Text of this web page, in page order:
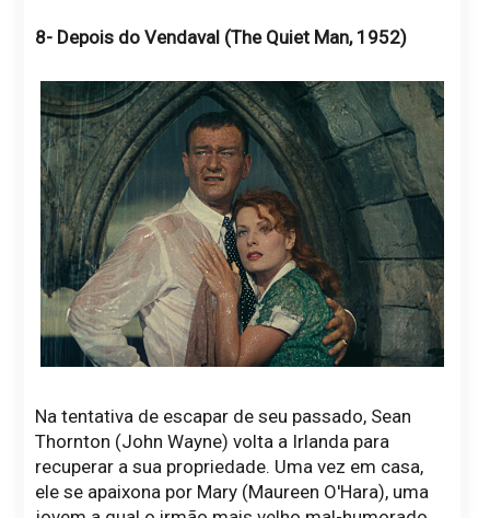
8- Depois do Vendaval (The Quiet Man, 1952)
Na tentativa de escapar de seu passado, Sean
Thornton (John Wayne) volta a Irlanda para
recuperar a sua propriedade. Uma vez em casa,
ele se apaixona por Mary (Maureen O'Hara), uma